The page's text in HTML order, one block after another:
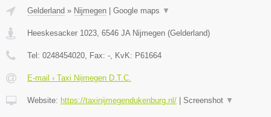
Gelderland » Nijmegen Google maps ▼
Heeskesacker 1023, 6546 JA Nijmegen (Gelderland)
Tel: 0248454020, Fax: -, KvK: P61664
E-mail › Taxi Nijmegen D.T.C.
Website: https://taxinijmegendukenburg.nl/ Screenshot ▼